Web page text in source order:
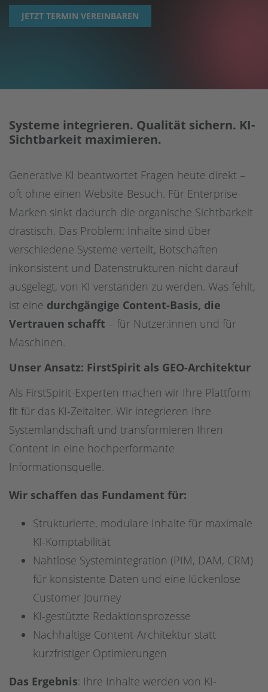
Digitale Barrierefreiheit
Sharedien DAM
OpenText
Usercentrics
JETZT TERMIN VEREINBAREN
Systeme integrieren. Qualität sichern. KI-
Sichtbarkeit maximieren.
Generative KI beantwortet Fragen heute direkt –
oft ohne einen Website-Besuch. Für Enterprise-
Marken sinkt dadurch die organische Sichtbarkeit
drastisch. Das Problem: Inhalte sind über
verschiedene Systeme verteilt, Botschaften
inkonsistent und Datenstrukturen nicht darauf
ausgelegt, von KI verstanden zu werden. Was fehlt,
ist eine durchgängige Content-Basis, die
Vertrauen schafft – für Nutzer:innen und für
Maschinen.
Unser Ansatz: FirstSpirit als GEO-Architektur
Als FirstSpirit-Experten machen wir Ihre Plattform
fit für das KI-Zeitalter. Wir integrieren Ihre
Systemlandschaft und transformieren Ihren
Content in eine hochperformante
Informationsquelle.
Wir schaffen das Fundament für:
Strukturierte, modulare Inhalte für maximale
KI-Komptabilität
Nahtlose Systemintegration (PIM, DAM, CRM)
für konsistente Daten und eine lückenlose
Customer Journey
KI-gestützte Redaktionsprozesse
Nachhaltige Content-Architektur statt
kurzfristiger Optimierungen
Das Ergebnis: Ihre Inhalte werden von KI-